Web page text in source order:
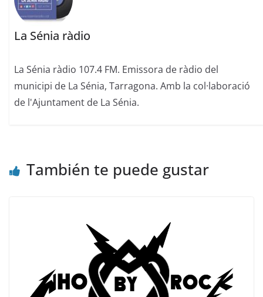
La Sénia ràdio
La Sénia ràdio 107.4 FM. Emissora de ràdio del
municipi de La Sénia, Tarragona. Amb la col·laboració
de l'Ajuntament de La Sénia.
También te puede gustar